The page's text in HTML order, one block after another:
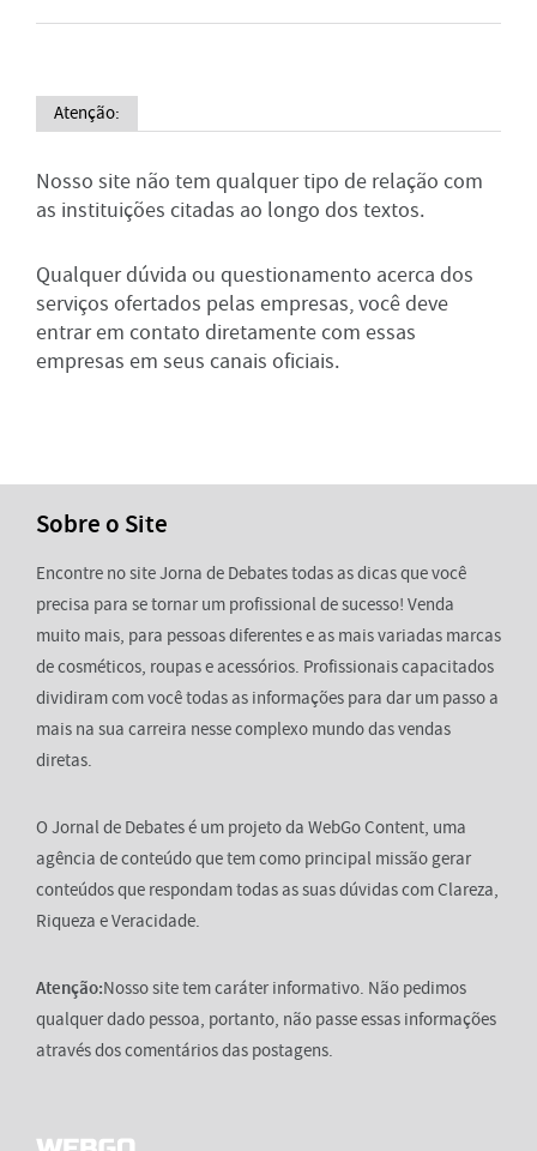
Atenção:
Nosso site não tem qualquer tipo de relação com
as instituições citadas ao longo dos textos.
Qualquer dúvida ou questionamento acerca dos
serviços ofertados pelas empresas, você deve
entrar em contato diretamente com essas
empresas em seus canais oficiais.
Sobre o Site
Encontre no site Jorna de Debates todas as dicas que você
precisa para se tornar um profissional de sucesso! Venda
muito mais, para pessoas diferentes e as mais variadas marcas
de cosméticos, roupas e acessórios. Profissionais capacitados
dividiram com você todas as informações para dar um passo a
mais na sua carreira nesse complexo mundo das vendas
diretas.
O Jornal de Debates é um projeto da WebGo Content, uma
agência de conteúdo que tem como principal missão gerar
conteúdos que respondam todas as suas dúvidas com Clareza,
Riqueza e Veracidade.
Atenção:Nosso site tem caráter informativo. Não pedimos
qualquer dado pessoa, portanto, não passe essas informações
através dos comentários das postagens.